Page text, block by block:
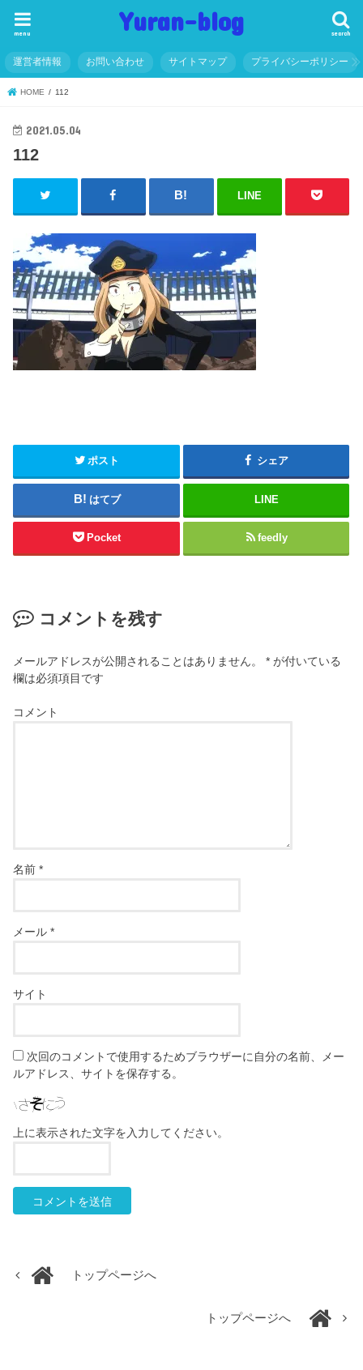
Yuran-blog search
menu
運営者情報 お問い合わせ サイトマップ プライバシーポリシー
HOME 112
2021.05.04
112
LINE
ポスト シェア
はてブ LINE
Pocket feedly
コメントを残す
メールアドレスが公開されることはありません。 * が付いている
欄は必須項目です
コメント
名前*
メール*
サイト
次回のコメントで使用するためブラウザーに自分の名前、メー
ルアドレス、サイトを保存する。
上に表示された文字を入力してください。
トップページへ
トップページへ